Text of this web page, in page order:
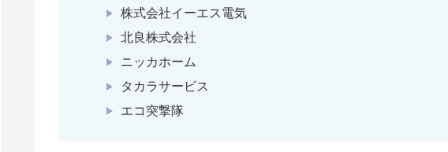
株式会社イーエス電気
北良株式会社
ニッカホーム
タカラサービス
エコ突撃隊